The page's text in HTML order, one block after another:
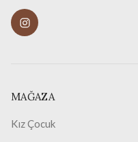
MAĞAZA
Kız Çocuk